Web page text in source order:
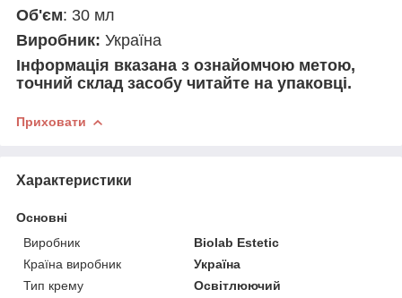
Об'єм: 30 мл
Виробник: Україна
Інформація вказана з ознайомчою метою,
точний склад засобу читайте на упаковці.
Приховати
Характеристики
Основні
Виробник
Biolab Estetic
Країна виробник
Україна
Тип крему
Освітлюючий